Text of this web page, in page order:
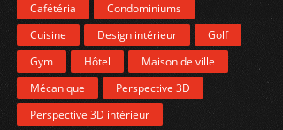
Cafétéria
Condominiums
Cuisine
Design intérieur
Golf
Gym
Hôtel
Maison de ville
Mécanique
Perspective 3D
Perspective 3D intérieur